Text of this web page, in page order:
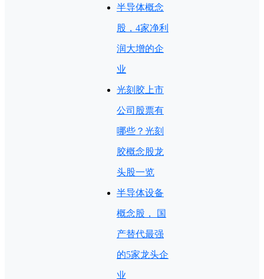
半导体概念
股，4家净利
润大增的企
业
光刻胶上市
公司股票有
哪些？光刻
胶概念股龙
头股一览
半导体设备
概念股， 国
产替代最强
的5家龙头企
业